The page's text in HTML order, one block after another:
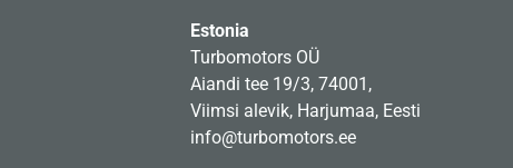
Estonia
Turbomotors OÜ
Aiandi tee 19/3, 74001,
Viimsi alevik, Harjumaa, Eesti
info@turbomotors.ee